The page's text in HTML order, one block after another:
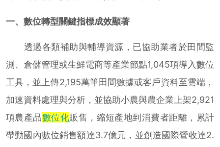
一、數位轉型關鍵指標成效顯著
透過各類補助與輔導資源，已協助業者於田間監
測、倉儲管理或生鮮電商等產業節點1,045項導入數位
工具，並上傳2,195萬筆田間數據或客戶資料至雲端，
加速資料處理與分析，並協助小農與農企業上架2,921
項農產品數位化販售，縮短產地到消費者距離，累計
帶動國內數位銷售額達3.7億元，並創造國際營收達2.